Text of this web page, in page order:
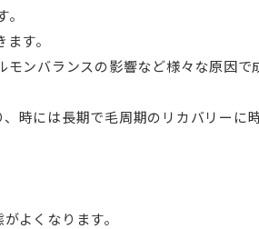
す。
ンバランスの影響など様々な原因で
時には長期で毛周期のリカバリーに
よくなります。